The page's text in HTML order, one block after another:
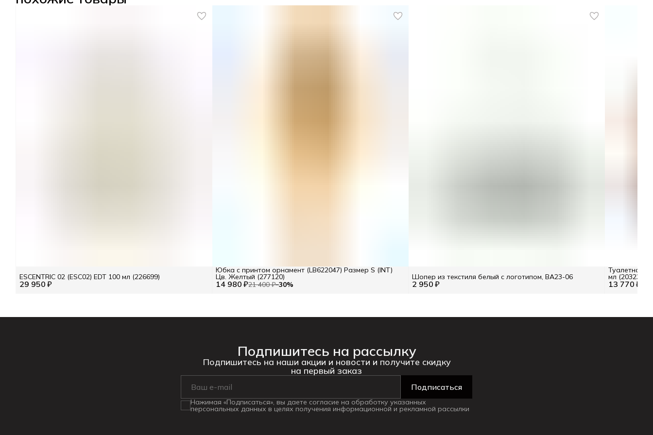
29 950 ₽
ESCENTRIC 02 (ESC02) EDT 100 мл (226699)
14 980 ₽21 400 ₽−30%
Юбка с принтом орнамент (LB622047) Размер S (INT)
Цв. Желтый (277120)
2 950 ₽
Шопер из текстиля белый с логотипом, BA23-06
13 770 ₽
Туалетная
мл (203238)
Подпишитесь на рассылку
Подпишитесь на наши акции и новости и получите скидку
на первый заказ
Подписаться
Нажимая «Подписаться», вы даете согласие на обработку указанных
персональных данных в целях получения информационной и рекламной рассылки